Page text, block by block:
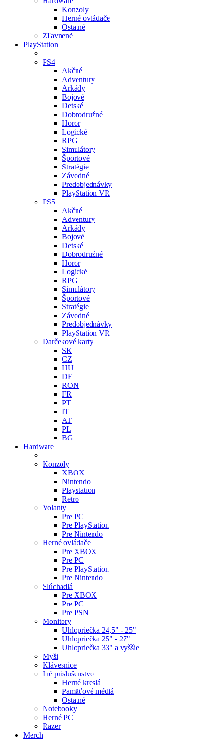
Konzoly
Herné ovládače
Ostatné
Zľavnené
PlayStation
PS4
Akčné
Adventury
Arkády
Bojové
Detské
Dobrodružné
Horor
Logické
RPG
Simulátory
Športové
Stratégie
Závodné
Predobjednávky
PlayStation VR
PS5
Akčné
Adventury
Arkády
Bojové
Detské
Dobrodružné
Horor
Logické
RPG
Simulátory
Športové
Stratégie
Závodné
Predobjednávky
PlayStation VR
Darčekové karty
SK
CZ
HU
DE
RON
FR
PT
IT
AT
PL
BG
Hardware
Konzoly
XBOX
Nintendo
Playstation
Retro
Volanty
Pre PC
Pre PlayStation
Pre Nintendo
Herné ovládače
Pre XBOX
Pre PC
Pre PlayStation
Pre Nintendo
Slúchadlá
Pre XBOX
Pre PC
Pre PSN
Monitory
Uhlopriečka 24,5" - 25"
Uhlopriečka 25" - 27"
Uhlopriečka 33" a vyššie
Myši
Klávesnice
Iné príslušenstvo
Herné kreslá
Pamäťové médiá
Ostatné
Notebooky
Herné PC
Razer
Merch